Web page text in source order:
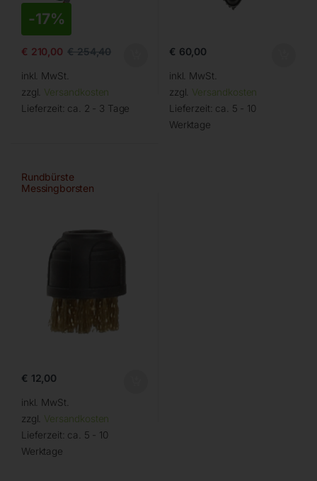
-17%
€ 210,00 €254,40
inkl. MwSt.
zzgl. Versandkosten
Lieferzeit: ca. 2 - 3 Tage
€ 60,00
inkl. MwSt.
zzgl. Versandkosten
Lieferzeit: ca. 5 - 10
Werktage
Rundbürste
Messingborsten
€ 12,00
inkl. MwSt.
zzgl. Versandkosten
Lieferzeit: ca. 5 - 10
Werktage